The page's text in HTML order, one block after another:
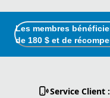
Les membres
de 180 $ et de
Service Client